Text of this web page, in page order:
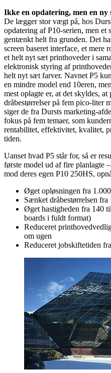
Ikke en opdatering, men en ny
De lægger stor vægt på, hos
opdatering af P10-serien, men
gentænkt helt fra grunden. Det
screen baseret interface, et mere
et helt nyt sæt printhoveder i
elektronisk styring af
helt nyt sæt farver. Navnet P5
en mindre model end 10eren,
mest oplagte er, at det skyldes,
dråbestørrelser på fem pico-liter
siger de fra Dursts marketing-
fokus på fem temaer, som
rentabilitet, effektivitet, kvalitet,
tiden.
Uanset hvad P5 står for, så er
første model ud af fire planlagte
mod deres egen P10 250HS,
Øget opløsningen fra
Sænket dråbestørrelsen
Øget hastigheden fra 140
boards i fuldt format)
Reduceret
om ugen
Reduceret jobskiftetiden